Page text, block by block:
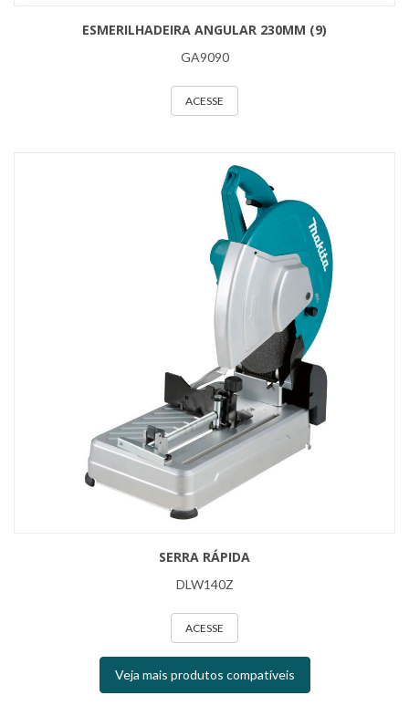
ESMERILHADEIRA ANGULAR 230MM (9)
GA9090
ACESSE
SERRA RÁPIDA
DLW140Z
ACESSE
Veja mais produtos compatíveis